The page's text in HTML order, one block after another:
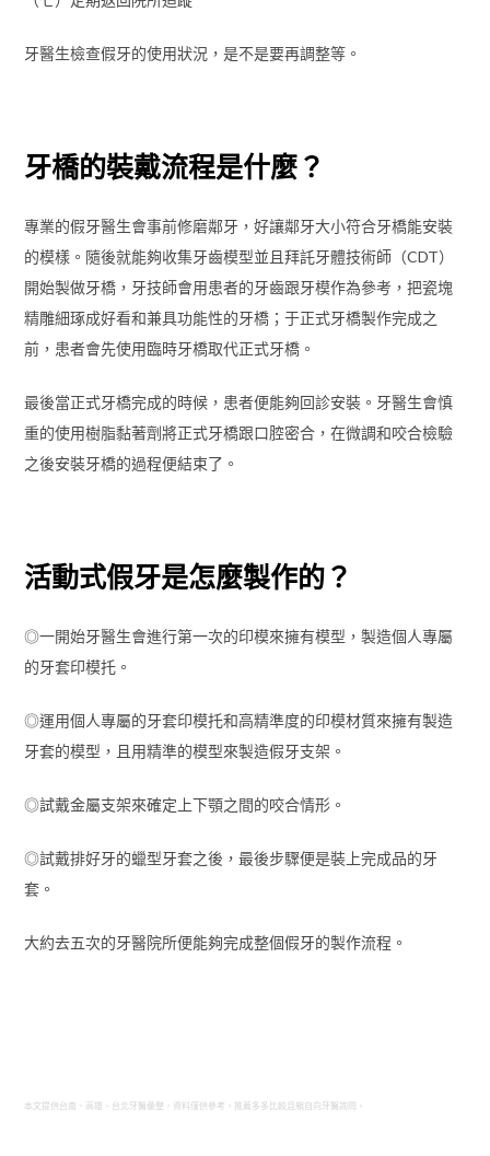
牙醫生檢查假牙的使用狀況，是不是要再調整等。
牙橋的裝戴流程是什麼？
專業的假牙醫生會事前修磨鄰牙，好讓鄰牙大小符合牙橋能安裝
的模樣。隨後就能夠收集牙齒模型並且拜託牙體技術師（CDT）
開始製做牙橋，牙技師會用患者的牙齒跟牙模作為參考，把瓷塊
精雕細琢成好看和兼具功能性的牙橋；于正式牙橋製作完成之
前，患者會先使用臨時牙橋取代正式牙橋。
最後當正式牙橋完成的時候，患者便能夠回診安裝。牙醫生會慎
重的使用樹脂黏著劑將正式牙橋跟口腔密合，在微調和咬合檢驗
之後安裝牙橋的過程便結束了。
活動式假牙是怎麼製作的？
◎一開始牙醫生會進行第一次的印模來擁有模型，製造個人專屬
的牙套印模托。
◎運用個人專屬的牙套印模托和高精準度的印模材質來擁有製造
牙套的模型，且用精準的模型來製造假牙支架。
◎試戴金屬支架來確定上下顎之間的咬合情形。
◎試戴排好牙的蠟型牙套之後，最後步驟便是裝上完成品的牙
套。
大約去五次的牙醫院所便能夠完成整個假牙的製作流程。
本文提供台南、高雄、台北牙醫彙整，資料僅供參考，推薦多多比較且親自向牙醫詢問。